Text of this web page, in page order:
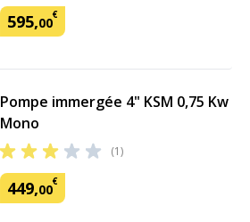
595,00€
Pompe immergée 4" KSM 0,75 Kw
Mono
(1)
449,00€